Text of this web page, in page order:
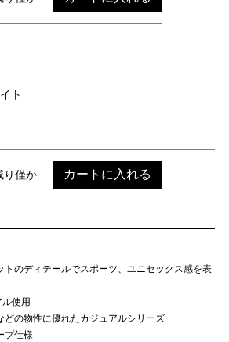
ト
僅か カートに入れる
のディテールでスポーツ、ユニセックス感を表
使用
の物性に優れたカジュアルシリーズ
プ仕様